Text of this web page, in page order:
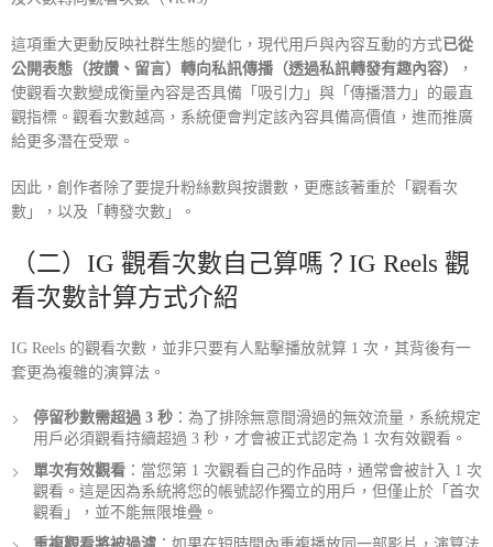
這項重大更動反映社群生態的變化，現代用戶與內容互動的方式已從
公開表態（按讚、留言）轉向私訊傳播（透過私訊轉發有趣內容）
，
使觀看次數變成衡量內容是否具備「吸引力」與「傳播潛力」的最直
觀指標。觀看次數越高，系統便會判定該內容具備高價值，進而推廣
給更多潛在受眾。
因此，創作者除了要提升粉絲數與按讚數，更應該著重於「觀看次
數」，以及「轉發次數」。
（二） IG 觀看次數自己算嗎 ？ IG Reels 觀
看次數計算方式介紹
IG Reels 的觀看次數，並非只要有人點擊播放就算 1 次，其背後有一
套更為複雜的演算法。
停留秒數需超過 3 秒 ：為了排除無意間滑過的無效流量，系統規定
用戶必須觀看持續超過 3 秒，才會被正式認定為 1 次有效觀看。
單次有效觀看 ：當您第 1 次觀看自己的作品時，通常會被計入 1 次
觀看。這是因為系統將您的帳號認作獨立的用戶，但僅止於「首次
觀看」，並不能無限堆疊。